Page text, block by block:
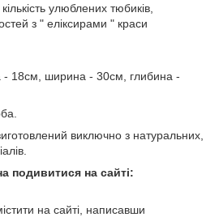
улюблених тюбиків,
з " еліксирами " краси
- 18см, ширина - 30см, глибина -
виключно з натуральних,
подивитися на сайті:
на сайті, написавши